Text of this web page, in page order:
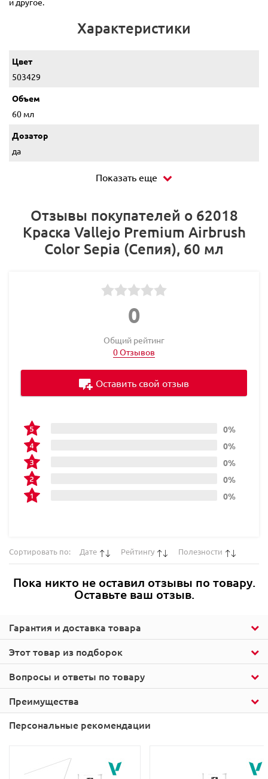
Характеристики
Цвет
503429
Объем
60 мл
Дозатор
да
Показать еще
Этот товар из подборок
Гарантия и доставка товара
Отзывы покупателей о 62018
Краска Vallejo Premium Airbrush
Color Sepia (Сепия), 60 мл
0
Общий рейтинг
0 Отзывов
0%
0%
0%
0%
0%
Оставить свой отзыв
Сортировать по: Дате Рейтингу Полезности
Пока никто не оставил отзывы по товару.
Оставьте ваш отзыв.
Вопросы и ответы по товару
Преимущества
Персональные рекомендации